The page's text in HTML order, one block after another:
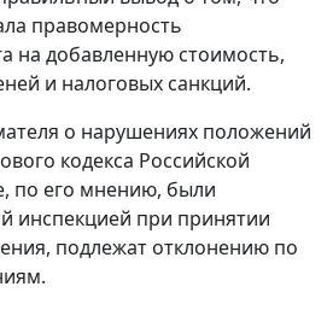
правомерность
на добавленную стоимость,
и налоговых санкций.
о нарушениях положений
кодекса Российской
по его мнению, были
инспекцией при принятии
подлежат отклонению по